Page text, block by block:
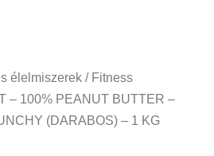
élelmiszerek / Fitness
– 100% PEANUT BUTTER –
(DARABOS) – 1 KG